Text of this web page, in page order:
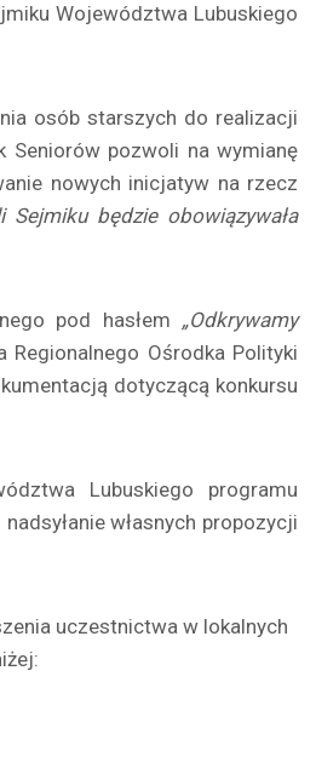
Województwa Lubuskiego
osób starszych do realizacji
Seniorów pozwoli na wymianę
nowych inicjatyw na rzecz
będzie obowiązywała
pod hasłem „Odkrywamy
Ośrodka Polityki
dotyczącą konkursu
Lubuskiego programu
własnych propozycji
uczestnictwa w lokalnych